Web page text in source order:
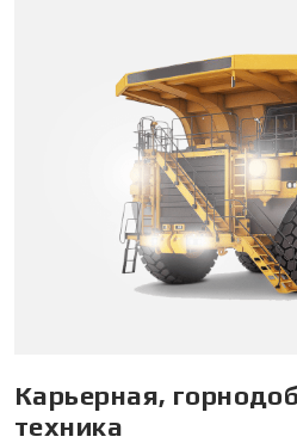
Карьерная,
техника